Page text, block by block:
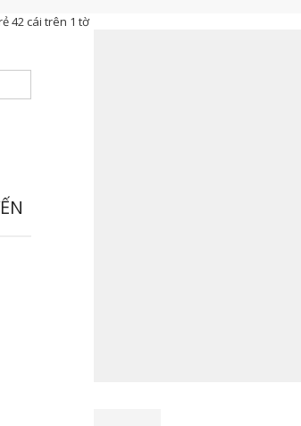
42 cái trên 1 tờ